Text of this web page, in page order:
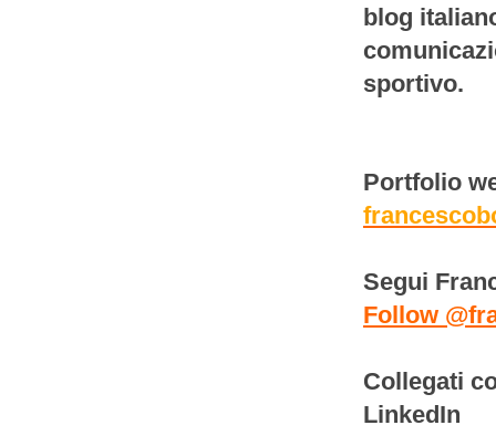
blog
sportivo.
Portfolio
Segui
Follow
Collegati
LinkedIn